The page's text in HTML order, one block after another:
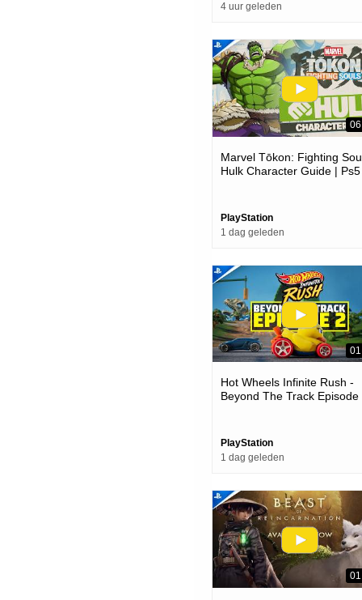
4 uur geleden
Marvel Tōkon: Fighting
Hulk Character Guide |
PlayStation
1 dag geleden
Hot Wheels Infinite Rush -
Beyond The Track Episode
PlayStation
1 dag geleden